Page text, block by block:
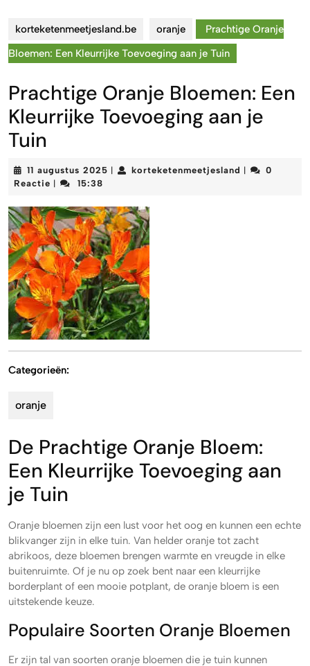
korteketenmeetjesland.be oranje
Prachtige Oranje
Bloemen: Een Kleurrijke Toevoeging aan je Tuin
Prachtige Oranje Bloemen: Een
Kleurrijke Toevoeging aan je
Tuin
11 augustus 2025 11
korteketenmeetjesland
0
Reactie
15:38
Categorieën:
oranje
De Prachtige Oranje Bloem:
Een Kleurrijke Toevoeging aan
je Tuin
Oranje bloemen zijn een lust voor het oog en kunnen een echte
blikvanger zijn in elke tuin. Van helder oranje tot zacht
abrikoos, deze bloemen brengen warmte en vreugde in elke
buitenruimte. Of je nu op zoek bent naar een kleurrijke
borderplant of een mooie potplant, de oranje bloem is een
uitstekende keuze.
Populaire Soorten Oranje Bloemen
Er zijn tal van soorten oranje bloemen die je tuin kunnen